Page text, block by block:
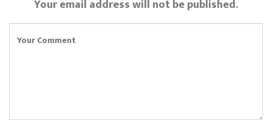
Your email address will not be published.